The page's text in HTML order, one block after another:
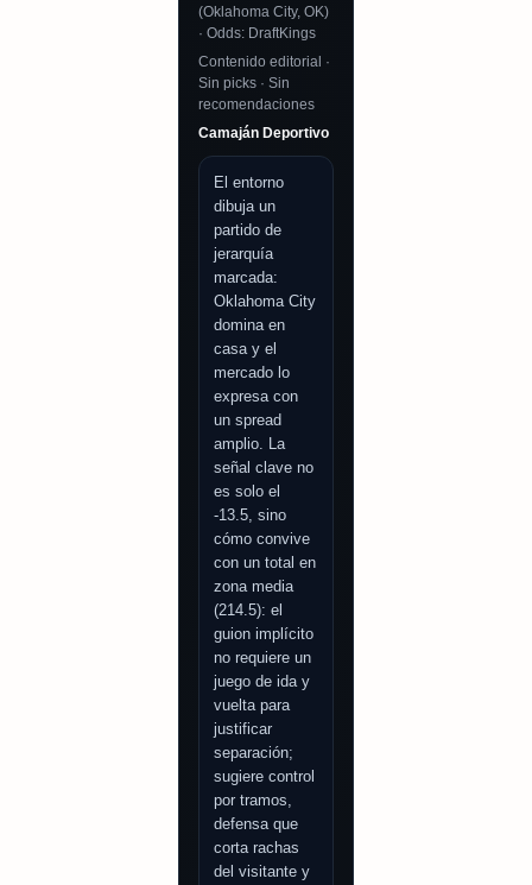
(Oklahoma City, OK)
· Odds: DraftKings
Contenido editorial ·
Sin picks · Sin
recomendaciones
Camaján Deportivo
El entorno
dibuja un
partido de
jerarquía
marcada:
Oklahoma City
domina en
casa y el
mercado lo
expresa con
un spread
amplio. La
señal clave no
es solo el
-13.5, sino
cómo convive
con un total en
zona media
(214.5): el
guion implícito
no requiere un
juego de ida y
vuelta para
justificar
separación;
sugiere control
por tramos,
defensa que
corta rachas
del visitante y